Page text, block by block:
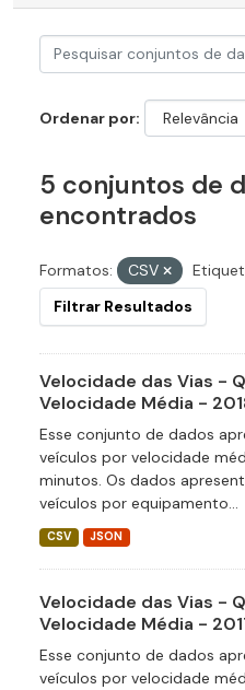
Ordenar por
5 conjuntos de
encontrados
Formatos: CSV
Filtrar Resultados
Velocidade das Vias -
Velocidade Média -
Esse conjunto de dados
veículos por velocidade
minutos. Os dados
veículos por equipamento...
CSV JSON
Velocidade das Vias -
Velocidade Média -
Esse conjunto de dados
veículos por velocidade